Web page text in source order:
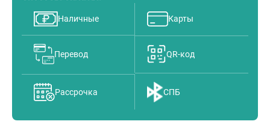
Наличные Карты
Перевод QR-код
Рассрочка СПБ